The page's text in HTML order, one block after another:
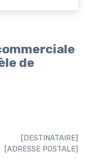
de
[DESTINATAIRE]
[ADRESSE POSTALE]